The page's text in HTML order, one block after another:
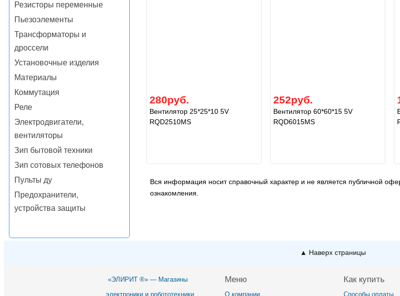
Резисторы переменные
Пьезоэлементы
Трансформаторы и
дроссели
Установочные изделия
Материалы
Коммутация
Реле
Электродвигатели,
вентиляторы
Зип бытовой техники
Зип сотовых телефонов
Пульты ду
Предохранители,
устройства защиты
280руб.
Вентилятор 25*25*10 5V
RQD2510MS
252руб.
Вентилятор 60*60*15 5V
RQD6015MS
Вся информация носит справочный характер и не является публичной
ознакомления.
▲ Наверх страницы
«ЭЛИРИТ ®» — Магазины
электроники и робототехники
Меню
О компании
Как купить
Способы оплаты